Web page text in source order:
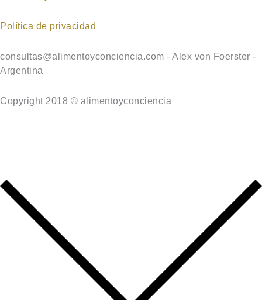
Política de privacidad
consultas@alimentoyconciencia.com - Alex von Foerster -
Argentina
Copyright 2018 © alimentoyconciencia